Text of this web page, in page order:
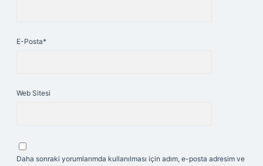
E-Posta*
Web Sitesi
Daha sonraki yorumlarımda kullanılması için adım, e-posta adresim ve